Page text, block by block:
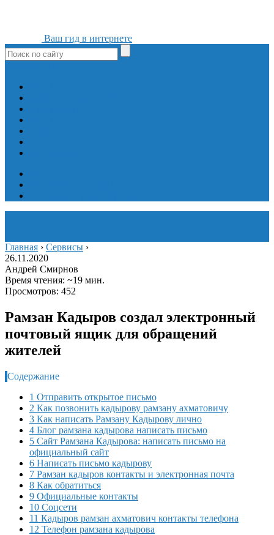
Ваш гид в интернете
Главная › Сервисы ›
26.11.2020
Андрей Смирнов
Время чтения: ~19 мин.
Просмотров: 452
Рамзан Кадыров создал электронный
почтовый ящик для обращений
жителей
Содержание
1 Отправить открытое письмо
2 Как позвонить кадырову рамзану ахматовичу
3 Как написать Рамзану Кадырову лично
4 Блог рамзана кадырова написать письмо
5 Сайт Рамзана Кадырова: написать письмо на
официальный сайт
6 Написать письмо кадырову
7 Рамзан кадыров контакты и электронная почта
8 Как обратиться
9 Официальные контакты
10 Соцсети
11 Кадыров рамзан ахматович контакты телефона
12 Телефон рамзана кадырова